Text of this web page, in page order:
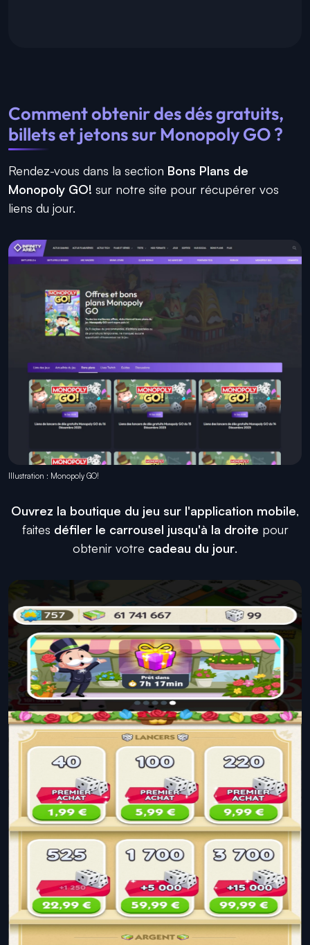
Comment obtenir des dés gratuits,
billets et jetons sur Monopoly GO ?
Rendez-vous dans la section Bons Plans de
Monopoly GO! sur notre site pour récupérer vos
liens du jour.
Illustration : Monopoly GO!
Ouvrez la boutique du jeu sur l'application mobile,
faites défiler le carrousel jusqu'à la droite pour
obtenir votre cadeau du jour.